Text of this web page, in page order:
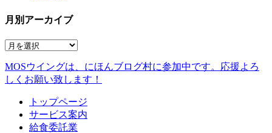
月別アーカイブ
MOSウイングは、にほんブログ村に参加中です。 応援よろ
しくお願い致します！
トップページ
サービス案内
給食委託業